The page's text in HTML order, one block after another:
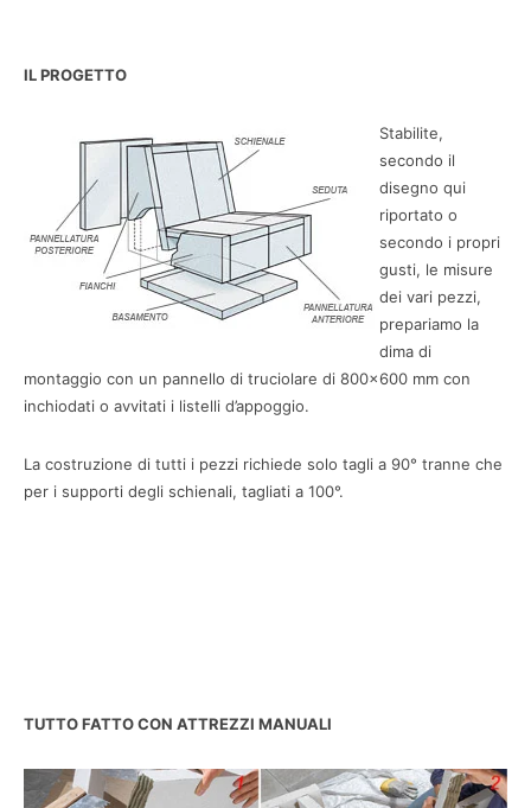
IL PROGETTO
Stabilite,
secondo il
disegno qui
riportato o
secondo i propri
gusti, le misure
dei vari pezzi,
prepariamo la
dima di
montaggio con un pannello di truciolare di 800×600 mm con
inchiodati o avvitati i listelli d’appoggio.
La costruzione di tutti i pezzi richiede solo tagli a 90° tranne che
per i supporti degli schienali, tagliati a 100°.
TUTTO FATTO CON ATTREZZI MANUALI